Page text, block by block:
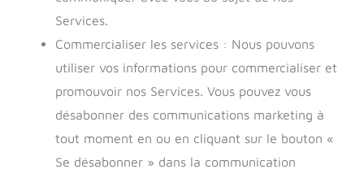
Services.
Commercialiser les services : Nous pouvons
utiliser vos informations pour commercialiser et
promouvoir nos Services. Vous pouvez vous
désabonner des communications marketing à
tout moment en ou en cliquant sur le bouton «
Se désabonner » dans la communication